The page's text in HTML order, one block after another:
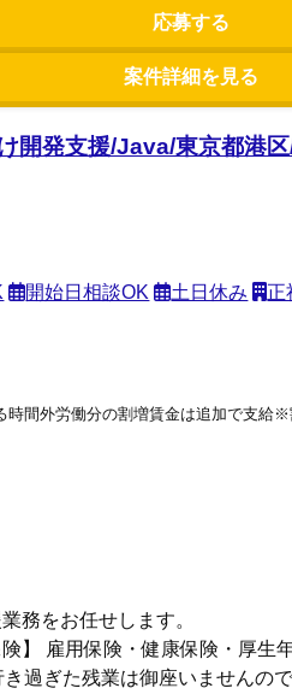
応募する
案件詳細を見る
開発支援/Java/東京都港
開始日相談OK 土日休み 正
間外労働分の割増賃金は追加で支
務をお任せします。
】 雇用保険・健康保険・厚
過ぎた残業は御座いません